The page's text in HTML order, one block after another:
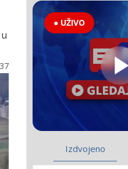
● UŽIVO
Izdvojeno